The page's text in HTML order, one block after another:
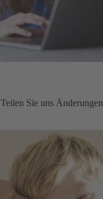
Sie uns Änderungen